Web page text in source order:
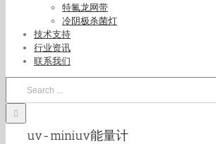
特氟龙网带
冷阴极杀菌灯
技术支持
行业资讯
联系我们
uv-miniuv能量计